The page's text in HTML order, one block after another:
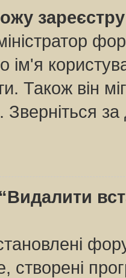
ім'я
Також він
Зверніться
створені